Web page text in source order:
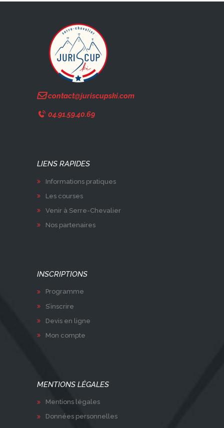
contact@juriscupski.com
04.91.59.40.69
LIENS RAPIDES
Informations pratiques
Les courses
Venir à Serre-Chevalier
Nos partenaires
INSCRIPTIONS
Programme
S’inscrire
Devis en ligne
Mon compte
MENTIONS LÉGALES
Mentions légales
Données personnelles